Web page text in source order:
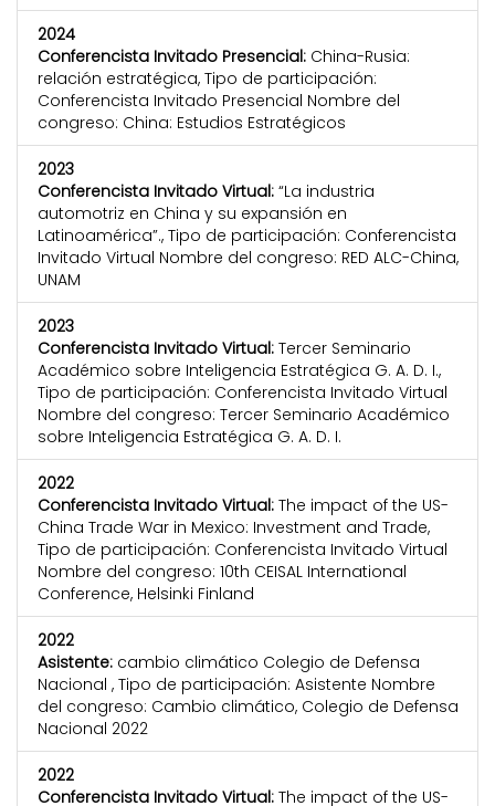
2024
Conferencista Invitado Presencial: China-Rusia:
relación estratégica, Tipo de participación:
Conferencista Invitado Presencial Nombre del
congreso: China: Estudios Estratégicos
2023
Conferencista Invitado Virtual: “La industria
automotriz en China y su expansión en
Latinoamérica”., Tipo de participación: Conferencista
Invitado Virtual Nombre del congreso: RED ALC-China,
UNAM
2023
Conferencista Invitado Virtual: Tercer Seminario
Académico sobre Inteligencia Estratégica G. A. D. I.,
Tipo de participación: Conferencista Invitado Virtual
Nombre del congreso: Tercer Seminario Académico
sobre Inteligencia Estratégica G. A. D. I.
2022
Conferencista Invitado Virtual: The impact of the US-
China Trade War in Mexico: Investment and Trade,
Tipo de participación: Conferencista Invitado Virtual
Nombre del congreso: 10th CEISAL International
Conference, Helsinki Finland
2022
Asistente: cambio climático Colegio de Defensa
Nacional , Tipo de participación: Asistente Nombre
del congreso: Cambio climático, Colegio de Defensa
Nacional 2022
2022
Conferencista Invitado Virtual: The impact of the US-